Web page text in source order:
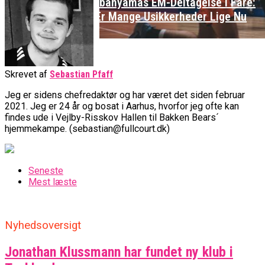
Portland Trail Blazers I NBA-
Kamp
Der Er Mange Usikkerheder Lige Nu
Danmarks Kvindelandshold Skal Have
Ny Landstræner
Skrevet af Sebastian Pfaff
Jeg er sidens chefredaktør og har været det siden februar
2021. Jeg er 24 år og bosat i Aarhus, hvorfor jeg ofte kan
findes ude i Vejlby-Risskov Hallen til Bakken Bears´
hjemmekampe. (sebastian@fullcourt.dk)
Seneste
Mest læste
Nyhedsoversigt
Jonathan Klussmann har fundet ny klub i